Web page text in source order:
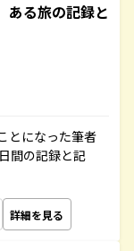
る旅の記録と
とになった筆者
間の記録と記
詳細を見る